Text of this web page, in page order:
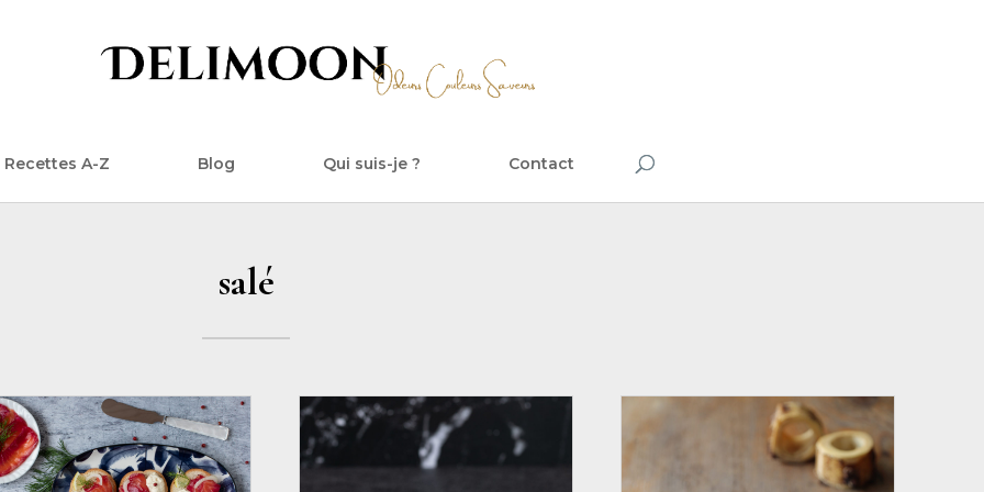
Recettes A-Z Blog Qui suis-je ? Contact
salé